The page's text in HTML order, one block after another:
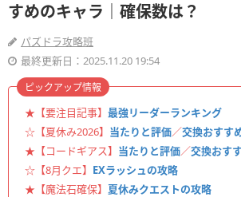
すめのキャラ｜確保数は？
パズドラ攻略班
最終更新日：2025.11.20 19:54
★【要注目記事】 最強リーダーランキング
☆【夏休み2026】 当たりと評価／交換おすす
★【コードギアス】 当たりと評価／交換おす
☆【8月クエ】 EXラッシュの攻略
★【魔法石確保】 夏休みクエストの攻略
ピックアップ情報